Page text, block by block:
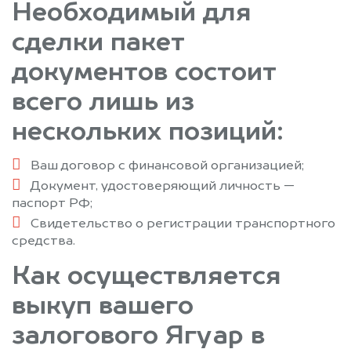
Необходимый для
сделки пакет
документов состоит
всего лишь из
нескольких позиций:
Ваш договор с финансовой организацией;
Документ, удостоверяющий личность —
паспорт РФ;
Свидетельство о регистрации транспортного
средства.
Как осуществляется
выкуп вашего
залогового Ягуар в